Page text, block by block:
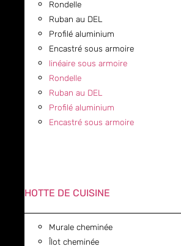
Rondelle
Ruban au DEL
Profilé aluminium
Encastré sous armoire
linéaire sous armoire
Rondelle
Ruban au DEL
Profilé aluminium
Encastré sous armoire
HOTTE DE CUISINE
Murale cheminée
Îlot cheminée